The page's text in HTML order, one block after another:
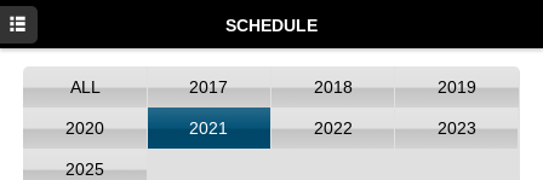
SCHEDULE
ALL 2017 2018 2019
2020 2021 2022 2023
2025
NEWS
DISCOGRAPHY